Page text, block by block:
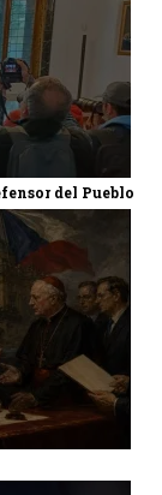
del Pueblo